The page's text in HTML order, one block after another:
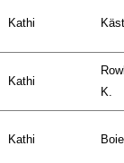
Kathi
Kathi
K.
Kathi